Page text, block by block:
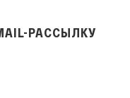
РАССЫЛКУ